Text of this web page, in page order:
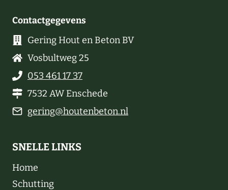
Contactgegevens
Gering Hout en Beton BV
Vosbultweg 25
053 461 17 37
7532 AW Enschede
gering@houtenbeton.nl
SNELLE LINKS
Home
Schutting